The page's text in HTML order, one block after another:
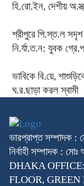
হি.রো.ইন, দেশীয়
শ্রীপুরে পি.স্ত.ল
নি.র্যা.ত.ন: যুবক
ভাবিকে বি.য়ে,
ঘ.র.ছাড়া করল স্বামী
ভারপ্রাপ্ত সম্পাদক :
নির্বাহী সম্পাদক :
DHAKA
FLOOR,